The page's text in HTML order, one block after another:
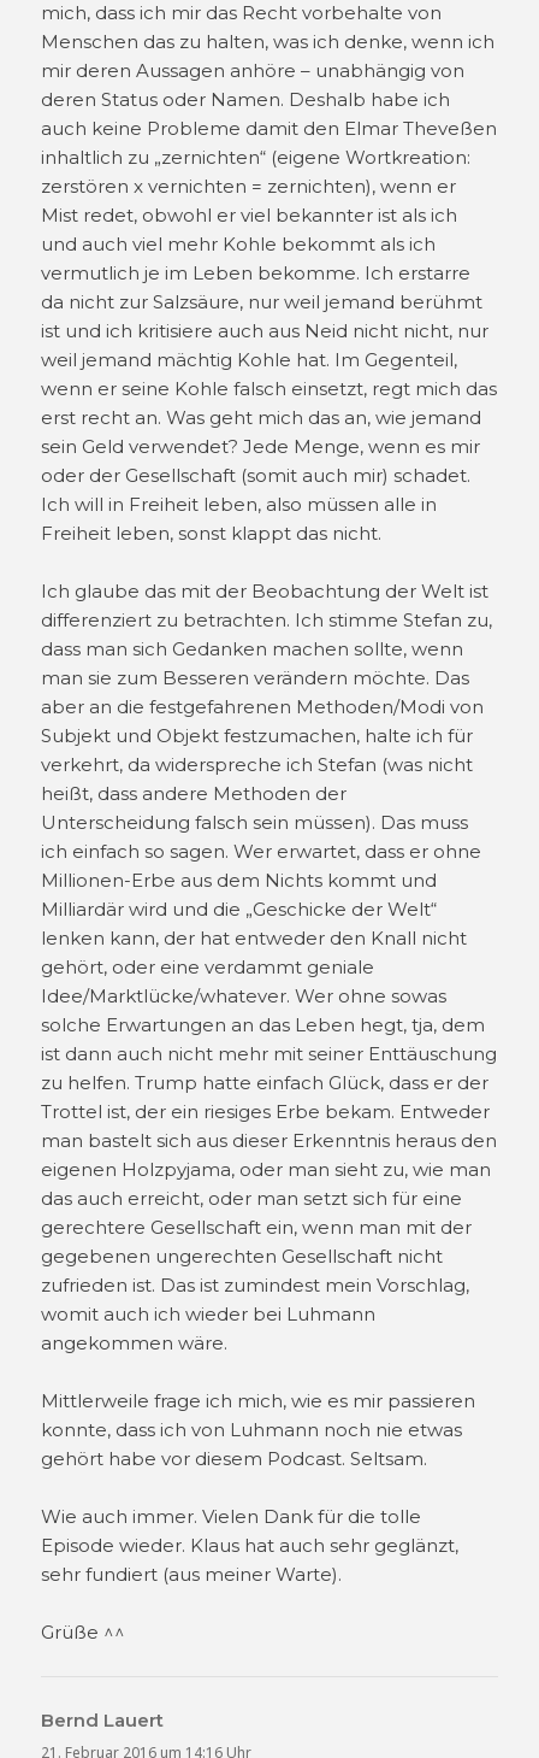
mich, dass ich mir das Recht vorbehalte von
Menschen das zu halten, was ich denke, wenn ich
mir deren Aussagen anhöre – unabhängig von
deren Status oder Namen. Deshalb habe ich
auch keine Probleme damit den Elmar Theveßen
inhaltlich zu „zernichten“ (eigene Wortkreation:
zerstören x vernichten = zernichten), wenn er
Mist redet, obwohl er viel bekannter ist als ich
und auch viel mehr Kohle bekommt als ich
vermutlich je im Leben bekomme. Ich erstarre
da nicht zur Salzsäure, nur weil jemand berühmt
ist und ich kritisiere auch aus Neid nicht nicht, nur
weil jemand mächtig Kohle hat. Im Gegenteil,
wenn er seine Kohle falsch einsetzt, regt mich das
erst recht an. Was geht mich das an, wie jemand
sein Geld verwendet? Jede Menge, wenn es mir
oder der Gesellschaft (somit auch mir) schadet.
Ich will in Freiheit leben, also müssen alle in
Freiheit leben, sonst klappt das nicht.
Ich glaube das mit der Beobachtung der Welt ist
differenziert zu betrachten. Ich stimme Stefan zu,
dass man sich Gedanken machen sollte, wenn
man sie zum Besseren verändern möchte. Das
aber an die festgefahrenen Methoden/Modi von
Subjekt und Objekt festzumachen, halte ich für
verkehrt, da widerspreche ich Stefan (was nicht
heißt, dass andere Methoden der
Unterscheidung falsch sein müssen). Das muss
ich einfach so sagen. Wer erwartet, dass er ohne
Millionen-Erbe aus dem Nichts kommt und
Milliardär wird und die „Geschicke der Welt“
lenken kann, der hat entweder den Knall nicht
gehört, oder eine verdammt geniale
Idee/Marktlücke/whatever. Wer ohne sowas
solche Erwartungen an das Leben hegt, tja, dem
ist dann auch nicht mehr mit seiner Enttäuschung
zu helfen. Trump hatte einfach Glück, dass er der
Trottel ist, der ein riesiges Erbe bekam. Entweder
man bastelt sich aus dieser Erkenntnis heraus den
eigenen Holzpyjama, oder man sieht zu, wie man
das auch erreicht, oder man setzt sich für eine
gerechtere Gesellschaft ein, wenn man mit der
gegebenen ungerechten Gesellschaft nicht
zufrieden ist. Das ist zumindest mein Vorschlag,
womit auch ich wieder bei Luhmann
angekommen wäre.
Mittlerweile frage ich mich, wie es mir passieren
konnte, dass ich von Luhmann noch nie etwas
gehört habe vor diesem Podcast. Seltsam.
Wie auch immer. Vielen Dank für die tolle
Episode wieder. Klaus hat auch sehr geglänzt,
sehr fundiert (aus meiner Warte).
Grüße ^^
Bernd Lauert
21. Februar 2016 um 14:16 Uhr